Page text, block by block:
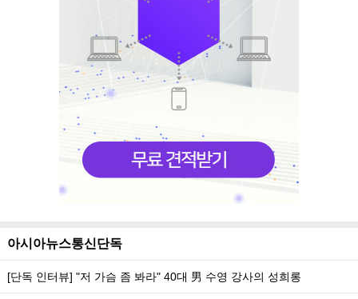
아시아뉴스통신단독
[단독 인터뷰] "저 가슴 좀 봐라" 40대 男 수영 강사의 성희롱